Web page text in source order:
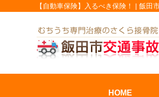
【自動車保険】入るべき保険！ | 飯田
HOME